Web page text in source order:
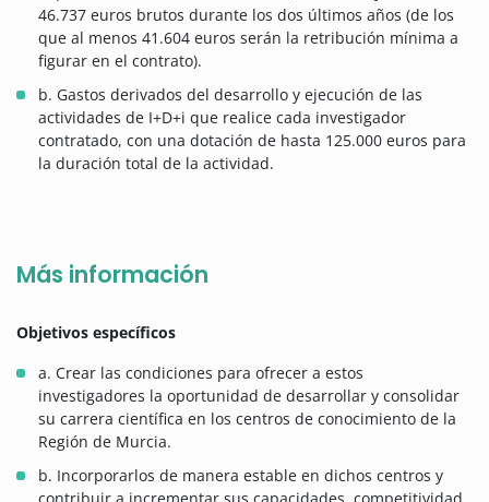
46.737 euros brutos durante los dos últimos años (de los
que al menos 41.604 euros serán la retribución mínima a
figurar en el contrato).
b. Gastos derivados del desarrollo y ejecución de las
actividades de I+D+i que realice cada investigador
contratado, con una dotación de hasta 125.000 euros para
la duración total de la actividad.
Más información
Objetivos específicos
a. Crear las condiciones para ofrecer a estos
investigadores la oportunidad de desarrollar y consolidar
su carrera científica en los centros de conocimiento de la
Región de Murcia.
b. Incorporarlos de manera estable en dichos centros y